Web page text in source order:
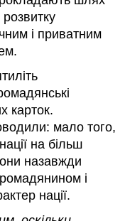
і приватним
карток.
мало того,
на більш
назавжди
і
нації.